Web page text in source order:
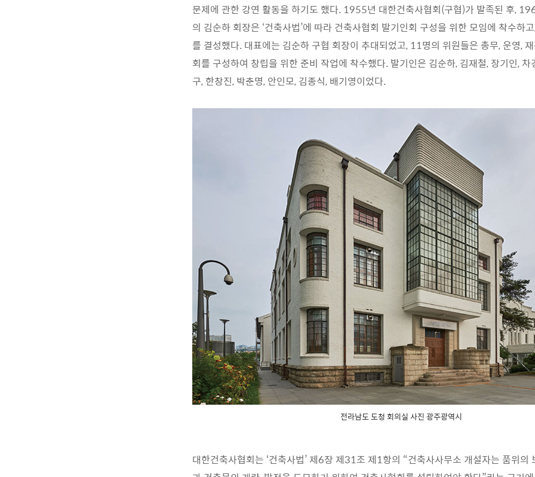
문제에 관한 강연 활동을 하기도 했다. 1955년 대한건축사협회(구협)가 발족된 후,
의 김순하 회장은 ‘건축사법’에 따라 건축사협회 발기인회 구성을 위한 모임에 착수하
를 결성했다. 대표에는 김순하 구협 회장이 추대되었고, 11명의 위원들은 총무, 운영,
회를 구성하여 창립을 위한 준비 작업에 착수했다. 발기인은 김순하, 김재철, 장기인, 차
구, 한창진, 박춘명, 안인모, 김종식, 배기영이었다.
전라남도 도청 회의실 사진 광주광역시
대한건축사협회는 ‘건축사법’ 제6장 제31조 제1항의 “건축사사무소 개설자는 품위의